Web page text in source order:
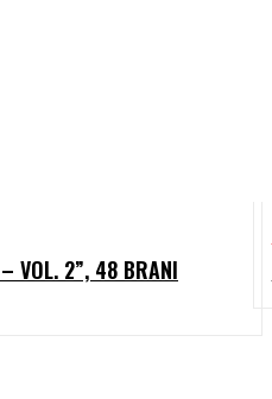
VOL. 2”, 48 BRANI